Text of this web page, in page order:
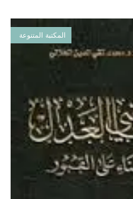
المكتبة المتنوعة